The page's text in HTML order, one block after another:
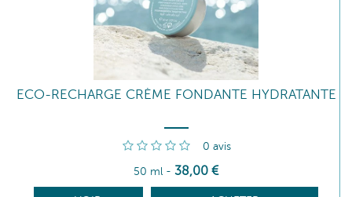
ECO-RECHARGE CRÈME FONDANTE HYDRATANTE
0 avis
50 ml - 38,00 €